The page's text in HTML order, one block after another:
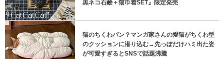
黒ネコ石鹸＋猫巾着SET』限定発売
猫のちくわパン？マンガ家さんの愛猫がちくわ型
のクッションに潜り込む→先っぽだけハミ出た姿
が可愛すぎるとSNSで話題沸騰